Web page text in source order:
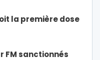
la première dose
FM sanctionnés